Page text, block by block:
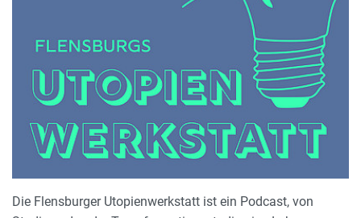
Die Flensburger Utopienwerkstatt ist ein Podcast, von